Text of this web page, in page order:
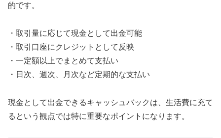
的です。
・取引量に応じて現金として出金可能
・取引口座にクレジットとして反映
・一定額以上でまとめて支払い
・日次、週次、月次など定期的な支払い
現金として出金できるキャッシュバックは、生活費に充て
るという観点では特に重要なポイントになります。